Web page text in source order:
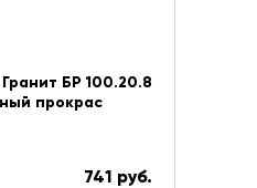
БР 100.20.8
прокрас
741 руб.